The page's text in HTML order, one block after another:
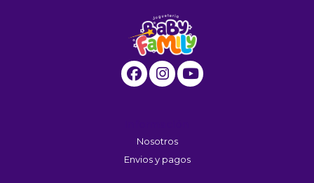
Nosotros
Envios y pagos